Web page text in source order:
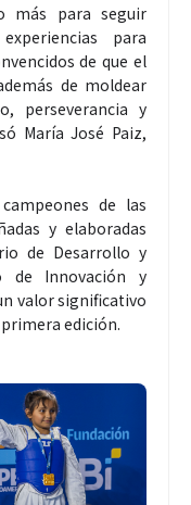
más para seguir
para
de que el
de moldear
perseverancia y
María José Paiz,
de las
y elaboradas
de Desarrollo y
de Innovación y
valor significativo
edición.